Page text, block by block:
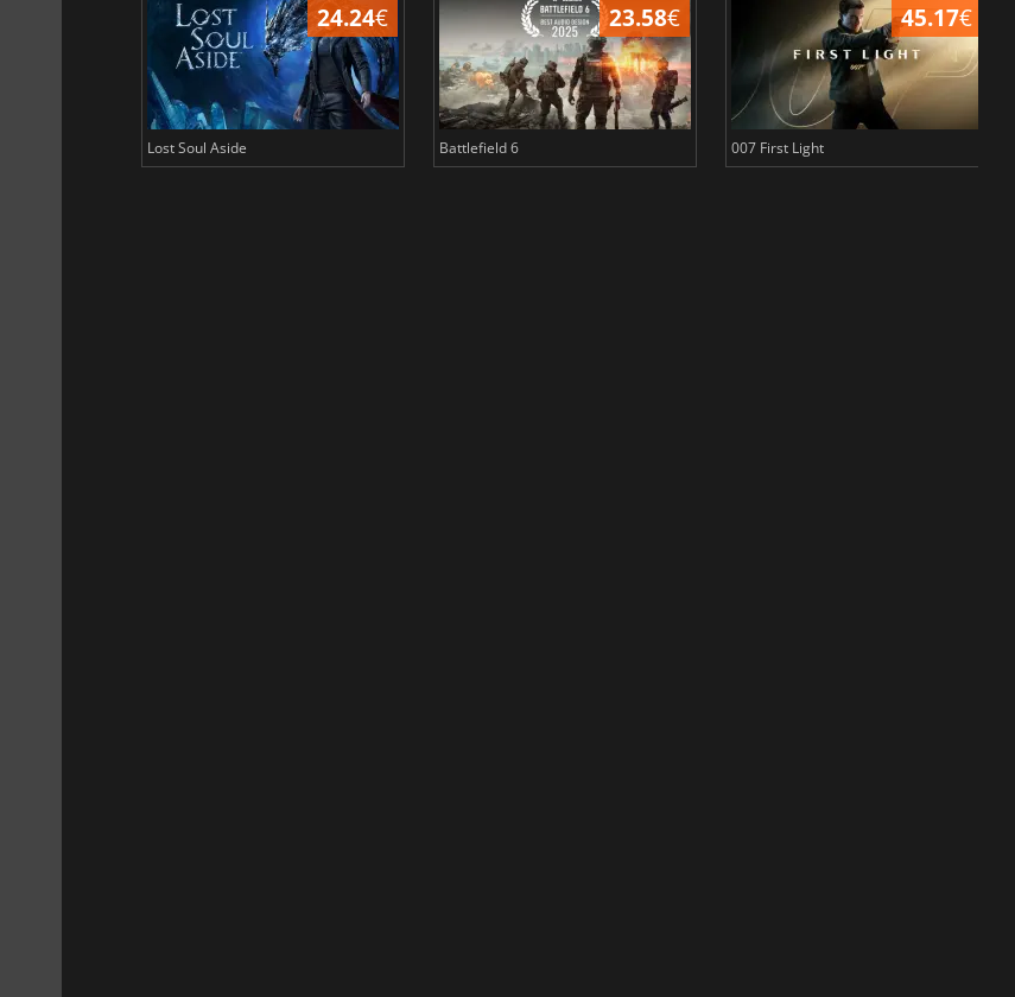
24.24€
Lost Soul Aside
23.58€
Battlefield 6
45.17€
007 First Light